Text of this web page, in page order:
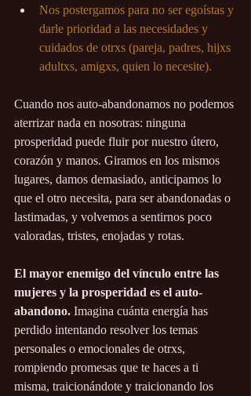
Nos postergamos para no ser egoístas y
darle prioridad a las necesidades y
cuidados de otrxs (pareja, padres, hijxs
adultxs, amigxs, quien lo necesite).
Cuando nos auto-abandonamos no podemos
aterrizar nada en nosotras: ninguna
prosperidad puede fluir por nuestro útero,
corazón y manos. Giramos en los mismos
lugares, damos demasiado, anticipamos lo
que el otro necesita, para ser abandonadas o
lastimadas, y volvemos a sentirnos poco
valoradas, tristes, enojadas y rotas.
El mayor enemigo del vínculo entre las
mujeres y la prosperidad es el auto-
abandono. Imagina cuánta energía has
perdido intentando resolver los temas
personales o emocionales de otrxs,
rompiendo promesas que te haces a ti
misma, traicionándote y traicionando los